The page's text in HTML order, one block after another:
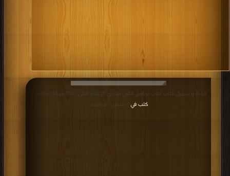
قراءة و تحميل كتاب كتاب برنامج تلقين مبادئ الإعلام الآلي PDF مجانا | مكتبة >
كتب في
| التحميل : مرة/مرات